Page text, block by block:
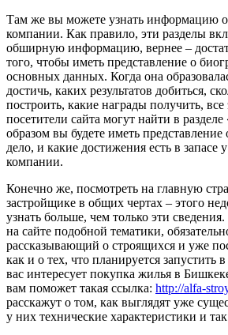
Там же вы можете узнать информацию о
компании. Как правило, эти разделы
обширную информацию, вернее –
того, чтобы иметь представление о
основных данных. Когда она
достичь, каких результатов добиться,
построить, какие награды получить,
посетители сайта могут найти в
образом вы будете иметь
дело, и какие достижения есть в запасе
компании.
Конечно же, посмотреть на главную
застройщике в общих чертах – этого
узнать больше, чем только эти
на сайте подобной тематики,
рассказывающий о строящихся и уже
как и о тех, что планируется запустить
вас интересует покупка жилья в
вам поможет такая ссылка: http://alfa-
расскажут о том, как выглядят уже
у них технические характеристики и так